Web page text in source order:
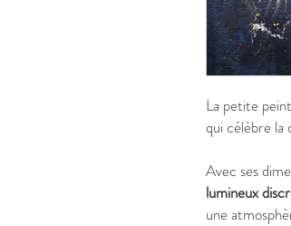
La petite
qui célèbre la
Avec ses
lumineux
une